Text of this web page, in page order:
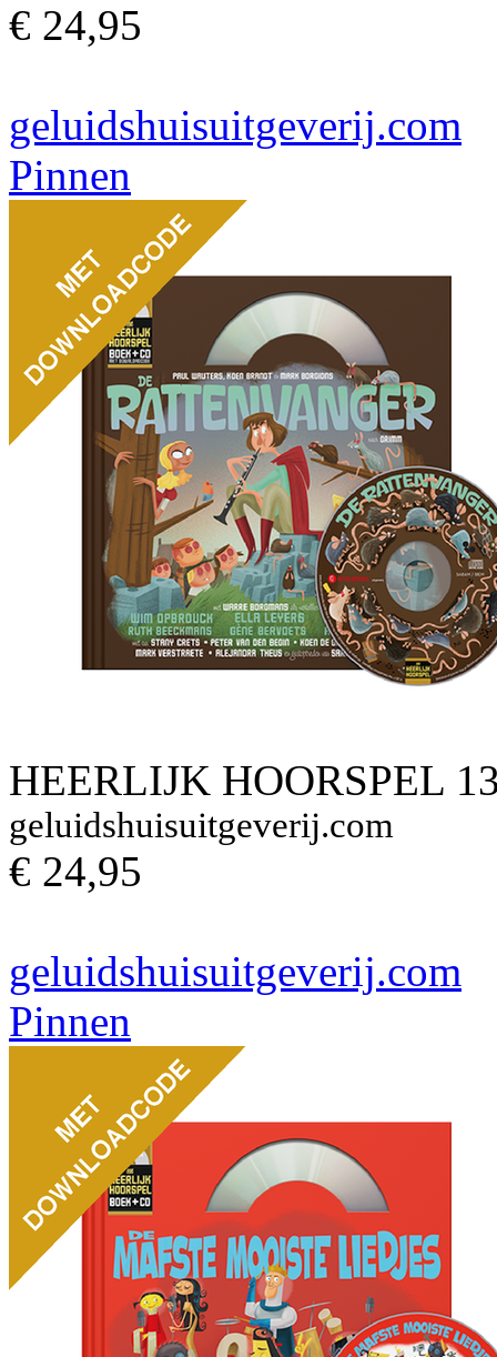
€ 24,95
geluidshuisuitgeverij.com
Pinnen
HEERLIJK HOORSPEL
geluidshuisuitgeverij.com
€ 24,95
geluidshuisuitgeverij.com
Pinnen